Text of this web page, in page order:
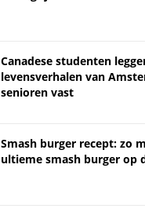
Canadese studenten
levensverhalen van
senioren vast
Smash burger recept: zo
ultieme smash burger op